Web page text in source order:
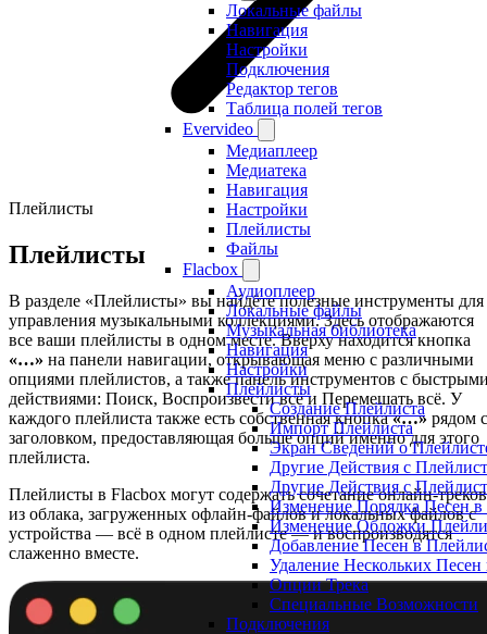
Локальные файлы
Навигация
Настройки
Подключения
Редактор тегов
Таблица полей тегов
Evervideo
Медиаплеер
Медиатека
Навигация
Настройки
Плейлисты
Файлы
Flacbox
Аудиоплеер
Локальные файлы
Музыкальная библиотека
Навигация
Настройки
Плейлисты
Создание Плейлиста
Импорт Плейлиста
Экран Сведений о
Другие Действия с
Другие Действия с
Изменение Порядка Песен в
Изменение Обложки
Добавление Песен в
Удаление Нескольких Песен
Опции Трека
Специальные Возможности
Подключения
Плейлисты
Плейлисты
В разделе «Плейлисты» вы найдёте полезные инструменты для
управления музыкальными коллекциями. Здесь отображаются
все ваши плейлисты в одном месте. Вверху находится кнопка
«…» на панели навигации, открывающая меню с различными
опциями плейлистов, а также панель инструментов с
действиями: Поиск, Воспроизвести всё и Перемешать всё. У
каждого плейлиста также есть собственная кнопка«…» рядом с
заголовком, предоставляющая больше опций именно для этого
плейлиста.
Плейлисты в Flacbox могут содержать сочетание онлайн-треков
из облака, загруженных офлайн-файлов и локальных файлов с
устройства — всё в одном плейлисте — и воспроизводятся
слаженно вместе.